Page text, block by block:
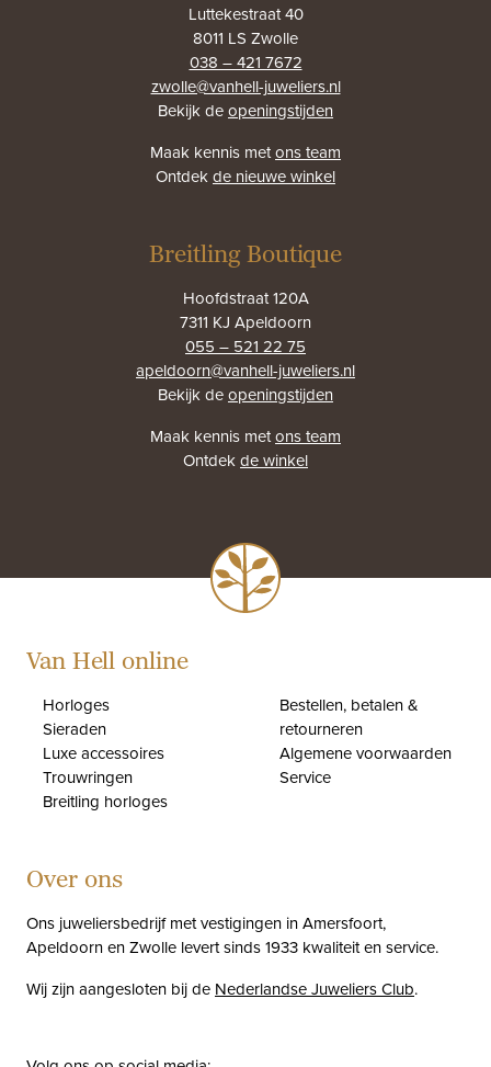
Luttekestraat 40
8011 LS Zwolle
038 – 421 7672
zwolle@vanhell-juweliers.nl
Bekijk deopeningstijden
Maak kennis metons team
Ontdekde nieuwe winkel
Breitling Boutique
Hoofdstraat 120A
7311 KJ Apeldoorn
055 – 521 22 75
apeldoorn@vanhell-juweliers.nl
Bekijk deopeningstijden
Maak kennis metons team
Ontdekde winkel
Van Hell online
Horloges
Sieraden
Luxe accessoires
Trouwringen
Breitling horloges
Bestellen, betalen &
retourneren
Algemene voorwaarden
Service
Over ons
Ons juweliersbedrijf met vestigingen in Amersfoort,
Apeldoorn en Zwolle levert sinds 1933 kwaliteit en service.
Wij zijn aangesloten bij de Nederlandse Juweliers Club.